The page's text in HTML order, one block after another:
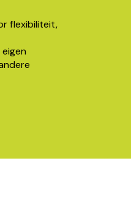
flexibiliteit,